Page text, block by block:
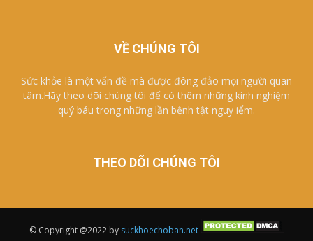
VỀ CHÚNG TÔI
Sức khỏe là một vấn đề mà được đông đảo mọi người quan
tâm.Hãy theo dõi chúng tôi để có thêm những kinh nghiệm
quý báu trong những lần bệnh tật nguy iểm.
THEO DÕI CHÚNG TÔI
© Copyright @2022 by suckhoechoban.net